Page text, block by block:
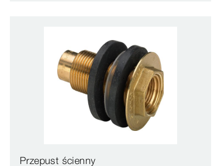
Przepust ścienny